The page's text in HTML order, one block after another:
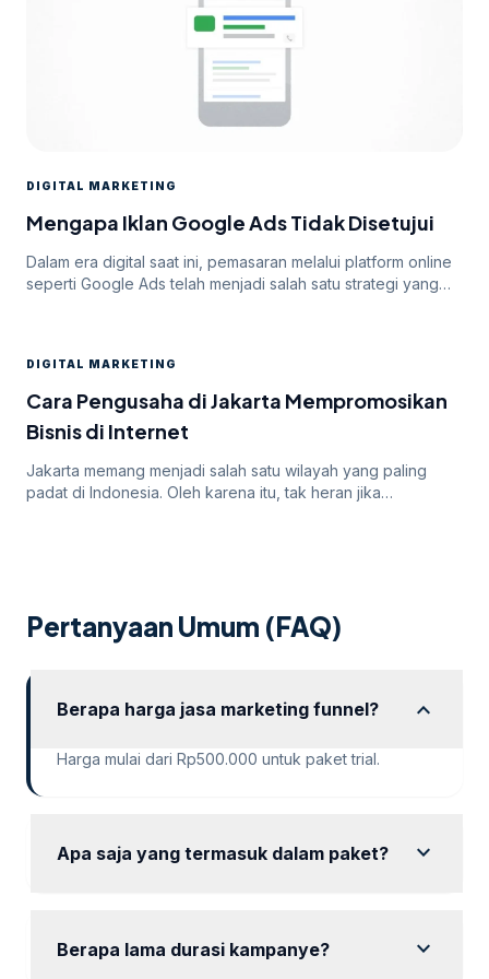
DIGITAL MARKETING
Mengapa Iklan Google Ads Tidak Disetujui
Dalam era digital saat ini, pemasaran melalui platform online
seperti Google Ads telah menjadi salah satu strategi yang
menghadapi tantangan dalam mendapatkan persetujuan
iklan mereka. Dalam artikel ini, kita akan membahas
mengapa […]
DIGITAL MARKETING
Cara Pengusaha di Jakarta Mempromosikan
Bisnis di Internet
Jakarta memang menjadi salah satu wilayah yang paling
padat di Indonesia. Oleh karena itu, tak heran jika
cukup? Atau […]
Pertanyaan Umum (FAQ)
Berapa harga jasa marketing funnel? expand_more
Harga mulai dari Rp500.000 untuk paket trial.
Apa saja yang termasuk dalam paket? expand_more
Berapa lama durasi kampanye? expand_more